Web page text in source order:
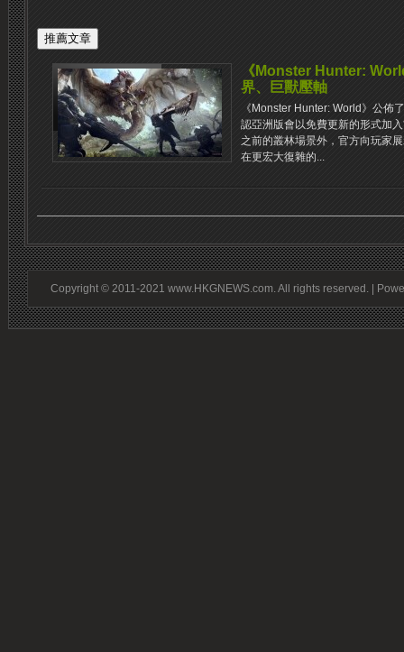
《Monster Hunter:
界、巨獸壓軸
《Monster Hunter: World》公佈
認亞洲版會以免費更新的形式加
之前的叢林場景外，官方向玩家
在更宏大復雜的...
Copyright © 2011-2021 www.HKGNEWS.com. All rights reserved. |